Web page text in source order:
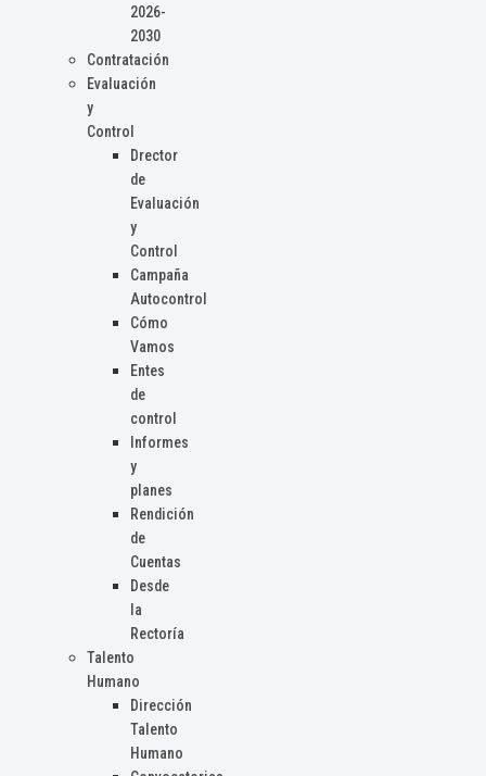
2026-
2030
Contratación
Evaluación
y
Control
Drector
de
Evaluación
y
Control
Campaña
Autocontrol
Cómo
Vamos
Entes
de
control
Informes
y
planes
Rendición
de
Cuentas
Desde
la
Rectoría
Talento
Humano
Dirección
Talento
Humano